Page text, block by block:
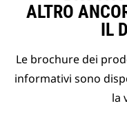
ALTRO
IL
Le brochure dei
informativi sono
la